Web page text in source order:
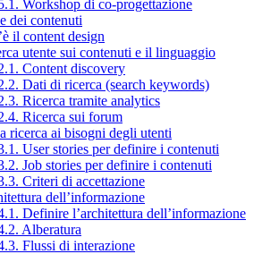
Workshop di co-progettazione
dei contenuti
il content design
utente sui contenuti e il linguaggio
Content discovery
Dati di ricerca (search keywords)
Ricerca tramite analytics
Ricerca sui forum
ricerca ai bisogni degli utenti
User stories per definire i contenuti
Job stories per definire i contenuti
Criteri di accettazione
dell’informazione
Definire l’architettura dell’informazione
Alberatura
Flussi di interazione